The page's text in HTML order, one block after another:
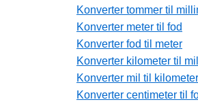
Konverter tommer til
Konverter meter til fod
Konverter fod til meter
Konverter kilometer til mil
Konverter mil til kilometer
Konverter centimeter til